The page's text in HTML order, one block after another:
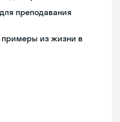
преподавания
примеры из жизни в